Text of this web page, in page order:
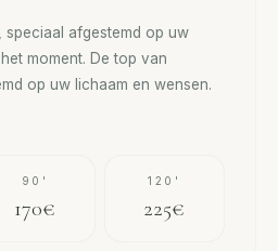
speciaal afgestemd op uw
moment. De top van
op uw lichaam en wensen.
90'
170€
120'
225€